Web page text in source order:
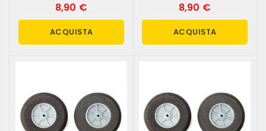
8,90 €
ACQUISTA
8,90 €
ACQUISTA